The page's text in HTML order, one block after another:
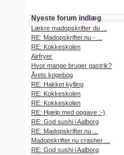
Nyeste forum indlæg
Lækre madopskrifter du ...
RE: Madopskrifter.nu - ...
RE: Kokkeskolen
Airfryer
Hvor mange bruger gastrik?
Årets kogebog
RE: Hakket kylling
RE: Kokkeskolen
RE: Kokkeskolen
RE: Hjælp med opgave :-)
RE: God sushi i Aalborg
RE: Madopskrifter.nu ...
Madopskrifter.nu crasher ...
RE: God sushi i Aalborg